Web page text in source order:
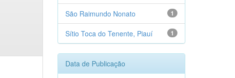
1
São Raimundo Nonato
1
Sítio Toca do Tenente, Piauí
Data de Publicação